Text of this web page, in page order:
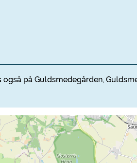
på Guldsmedegården,